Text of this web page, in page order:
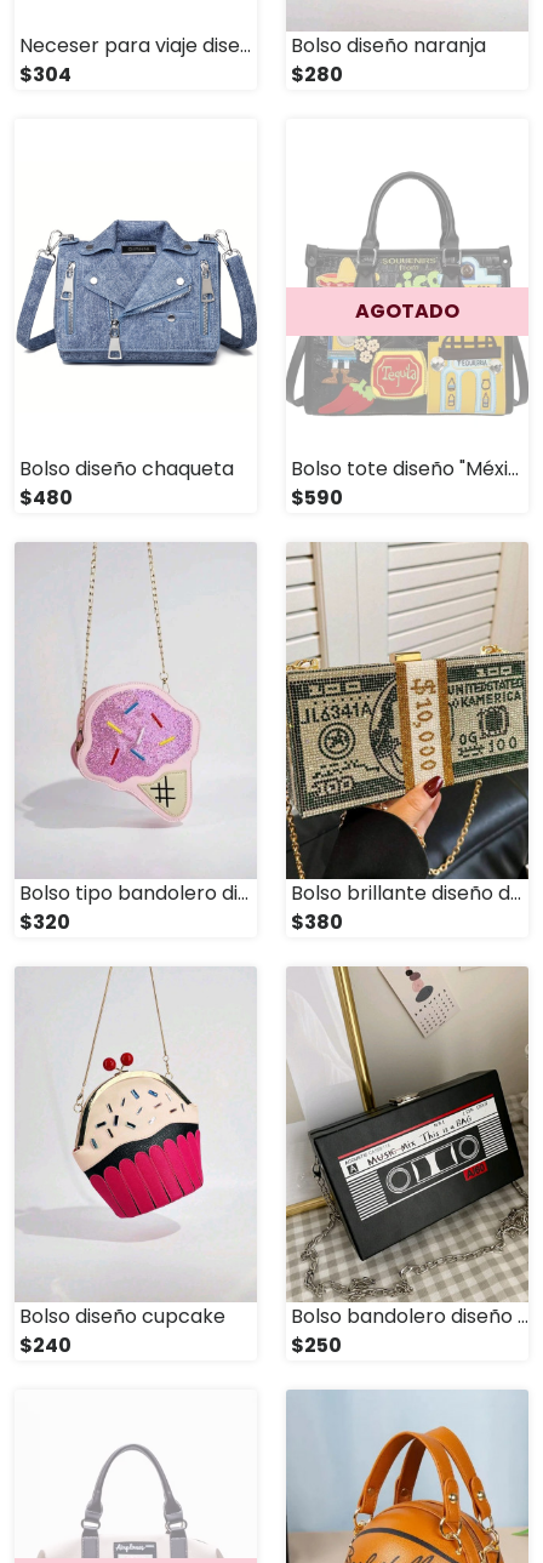
Neceser para viaje diseño Kitty
$304
Bolso diseño naranja
$280
Bolso diseño chaqueta
$480
AGOTADO
Bolso tote diseño "México"
$590
Bolso tipo bandolero diseño Cupcake
$320
Bolso brillante diseño dollar
$380
Bolso diseño cupcake
$240
Bolso bandolero diseño cinta de audio
$250